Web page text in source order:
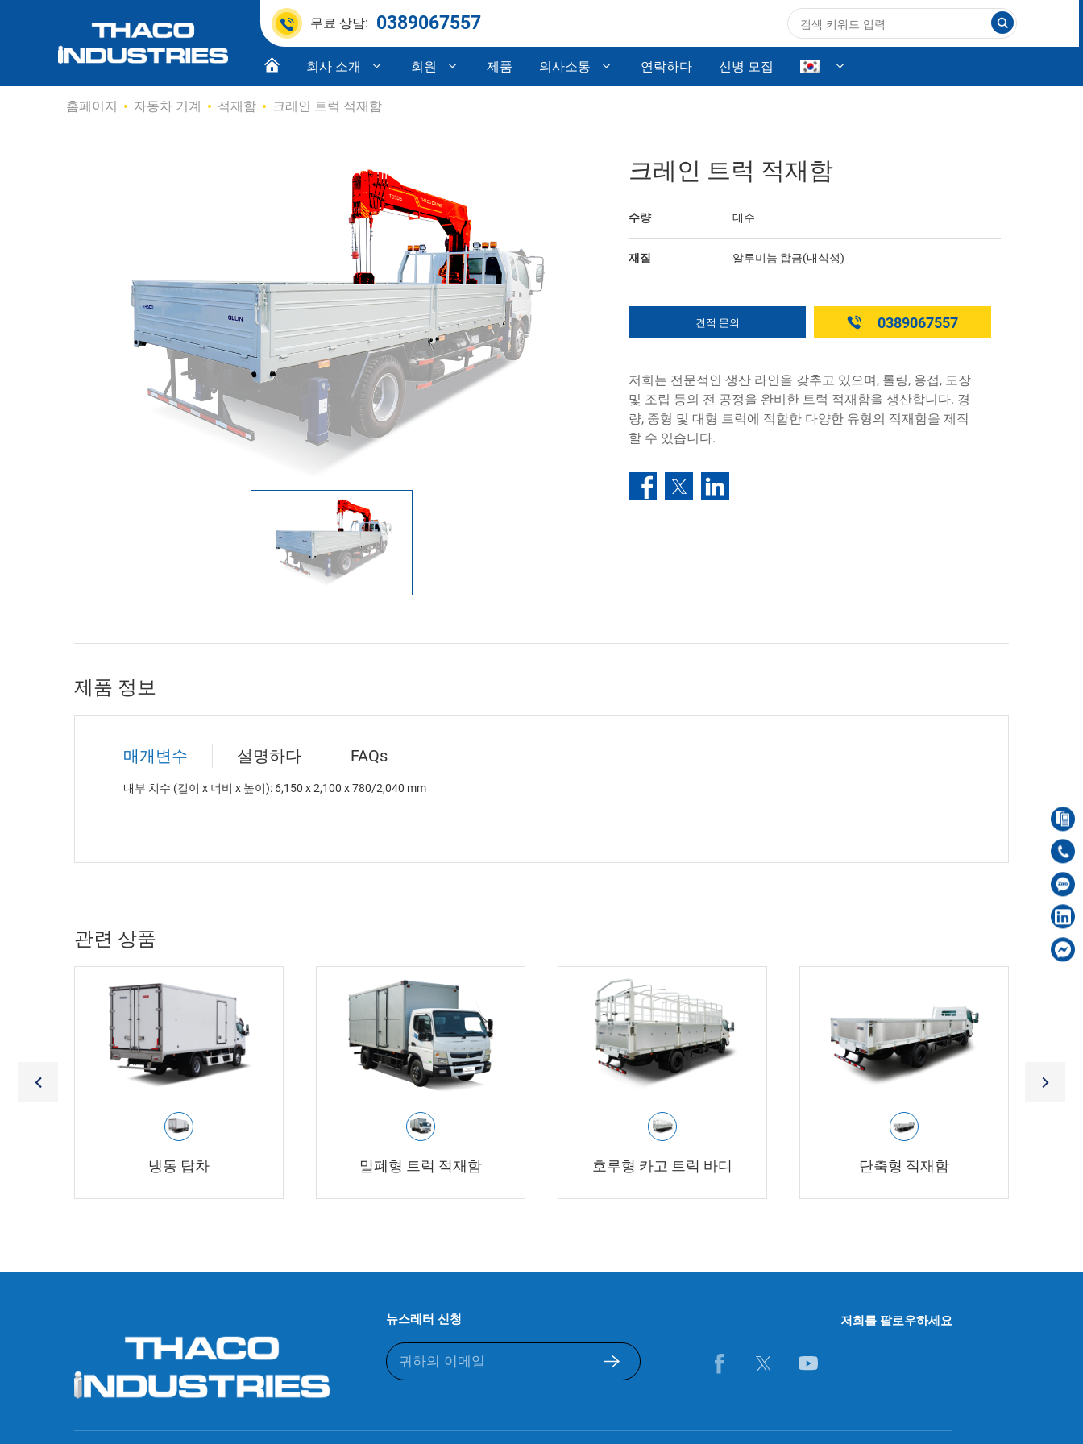
무료 상담: 0389067557
회사 소개
섀시 트레일러
산업 장비
회원 제품 의사소통 연락하다 신병 모집
홈페이지 자동차 기계 적재함 크레인 트럭 적재함
크레인 트럭 적재함
수량 대수
재질 알루미늄 합금(내식성)
견적 문의 0389067557
저희는 전문적인 생산 라인을 갖추고 있으며, 롤링, 용접, 도장
및 조립 등의 전 공정을 완비한 트럭 적재함을 생산합니다. 경
량, 중형 및 대형 트럭에 적합한 다양한 유형의 적재함을 제작
할 수 있습니다.
제품 정보
매개변수 설명하다 FAQs
내부 치수 (길이 x 너비 x 높이): 6,150 x 2,100 x 780/2,040 mm
관련 상품
냉동 탑차 밀폐형 트럭 적재함 호루형 카고 트럭 바디 단축형 적재함
뉴스레터 신청 저희를 팔로우하세요